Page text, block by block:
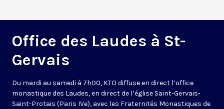
Office des Laudes à St-
Gervais
Du mardi au samedi à 7h00, KTO diffuse en direct l’office
monastique des Laudes, en direct de l’église Saint-Gervais-
Saint-Protais (Paris IVe), avec les Fraternités Monastiques de